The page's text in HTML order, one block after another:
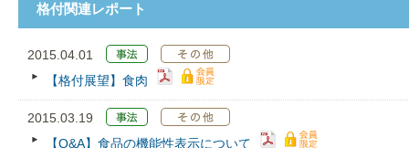
格付関連レポート
2015.04.01
【格付展望】食肉
2015.03.19
【Q&A】食品の機能性表示について